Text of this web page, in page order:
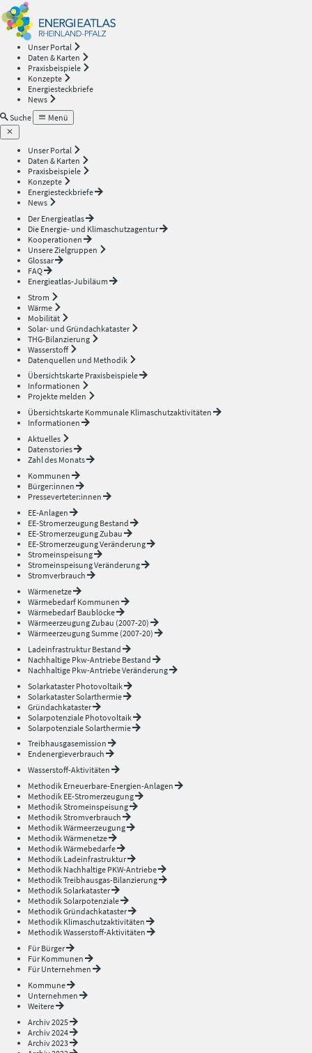
Unser Portal
Daten & Karten
Praxisbeispiele
Konzepte
Energiesteckbriefe
News
Suche
Menü
Unser Portal
Daten & Karten
Praxisbeispiele
Konzepte
Energiesteckbriefe
News
Der Energieatlas
Die Energie- und Klimaschutzagentur
Kooperationen
Unsere Zielgruppen
Glossar
FAQ
Energieatlas-Jubiläum
Strom
Wärme
Mobilität
Solar- und Gründachkataster
THG-Bilanzierung
Wasserstoff
Datenquellen und Methodik
Übersichtskarte Praxisbeispiele
Informationen
Projekte melden
Übersichtskarte Kommunale Klimaschutzaktivitäten
Informationen
Aktuelles
Datenstories
Zahl des Monats
Kommunen
Bürger:innen
Presseverteter:innen
EE-Anlagen
EE-Stromerzeugung Bestand
EE-Stromerzeugung Zubau
EE-Stromerzeugung Veränderung
Stromeinspeisung
Stromeinspeisung Veränderung
Stromverbrauch
Wärmenetze
Wärmebedarf Kommunen
Wärmebedarf Baublöcke
Wärmeerzeugung Zubau (2007-20)
Wärmeerzeugung Summe (2007-20)
Ladeinfrastruktur Bestand
Nachhaltige Pkw-Antriebe Bestand
Nachhaltige Pkw-Antriebe Veränderung
Solarkataster Photovoltaik
Solarkataster Solarthermie
Gründachkataster
Solarpotenziale Photovoltaik
Solarpotenziale Solarthermie
Treibhausgasemission
Endenergieverbrauch
Wasserstoff-Aktivitäten
Methodik Erneuerbare-Energien-Anlagen
Methodik EE-Stromerzeugung
Methodik Stromeinspeisung
Methodik Stromverbrauch
Methodik Wärmeerzeugung
Methodik Wärmenetze
Methodik Wärmebedarfe
Methodik Ladeinfrastruktur
Methodik Nachhaltige PKW-Antriebe
Methodik Treibhausgas-Bilanzierung
Methodik Solarkataster
Methodik Solarpotenziale
Methodik Gründachkataster
Methodik Klimaschutzaktivitäten
Methodik Wasserstoff-Aktivitäten
Für Bürger
Für Kommunen
Für Unternehmen
Kommune
Unternehmen
Weitere
Archiv 2025
Archiv 2024
Archiv 2023